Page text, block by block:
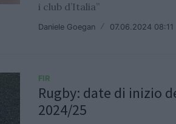
i club d’Italia”
Daniele Goegan / 07.06.2024 08:11
FIR
Rugby: date di inizio
2024/25